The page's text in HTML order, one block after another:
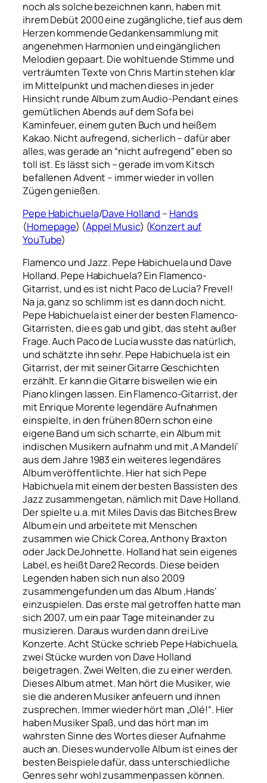
noch als solche bezeichnen kann, haben mit
ihrem Debüt 2000 eine zugängliche, tief aus dem
Herzen kommende Gedankensammlung mit
angenehmen Harmonien und eingänglichen
Melodien gepaart. Die wohltuende Stimme und
verträumten Texte von Chris Martin stehen klar
im Mittelpunkt und machen dieses in jeder
Hinsicht runde Album zum Audio-Pendant eines
gemütlichen Abends auf dem Sofa bei
Kaminfeuer, einem guten Buch und heißem
Kakao. Nicht aufregend, sicherlich – dafür aber
alles, was gerade an “nicht aufregend” eben so
toll ist. Es lässt sich – gerade im vom Kitsch
befallenen Advent – immer wieder in vollen
Zügen genießen.
Pepe Habichuela/Dave Holland – Hands
(Homepage) (Appel Music) (Konzert auf
YouTube)
Flamenco und Jazz. Pepe Habichuela und Dave
Holland. Pepe Habichuela? Ein Flamenco-
Gitarrist, und es ist nicht Paco de Lucía? Frevel!
Na ja, ganz so schlimm ist es dann doch nicht.
Pepe Habichuela ist einer der besten Flamenco-
Gitarristen, die es gab und gibt, das steht außer
Frage. Auch Paco de Lucía wusste das natürlich,
und schätzte ihn sehr. Pepe Habichuela ist ein
Gitarrist, der mit seiner Gitarre Geschichten
erzählt. Er kann die Gitarre bisweilen wie ein
Piano klingen lassen. Ein Flamenco-Gitarrist, der
mit Enrique Morente legendäre Aufnahmen
einspielte, in den frühen 80ern schon eine
eigene Band um sich scharrte, ein Album mit
indischen Musikern aufnahm und mit ‚A Mandeli‘
aus dem Jahre 1983 ein weiteres legendäres
Album veröffentlichte. Hier hat sich Pepe
Habichuela mit einem der besten Bassisten des
Jazz zusammengetan, nämlich mit Dave Holland.
Der spielte u.a. mit Miles Davis das Bitches Brew
Album ein und arbeitete mit Menschen
zusammen wie Chick Corea, Anthony Braxton
oder Jack DeJohnette. Holland hat sein eigenes
Label, es heißt Dare2 Records. Diese beiden
Legenden haben sich nun also 2009
zusammengefunden um das Album ‚Hands‘
einzuspielen. Das erste mal getroffen hatte man
sich 2007, um ein paar Tage miteinander zu
musizieren. Daraus wurden dann drei Live
Konzerte. Acht Stücke schrieb Pepe Habichuela,
zwei Stücke wurden von Dave Holland
beigetragen. Zwei Welten, die zu einer werden.
Dieses Album atmet. Man hört die Musiker, wie
sie die anderen Musiker anfeuern und ihnen
zusprechen. Immer wieder hört man „Olé!“. Hier
haben Musiker Spaß, und das hört man im
wahrsten Sinne des Wortes dieser Aufnahme
auch an. Dieses wundervolle Album ist eines der
besten Beispiele dafür, dass unterschiedliche
Genres sehr wohl zusammenpassen können.